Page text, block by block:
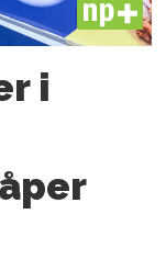
PLUS
i